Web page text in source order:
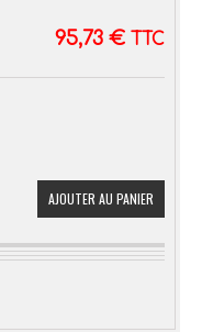
95,73 € TTC
AJOUTER AU PANIER